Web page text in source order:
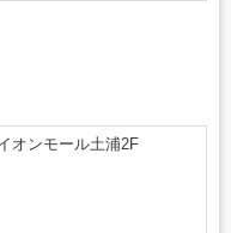
オンモール土浦2F